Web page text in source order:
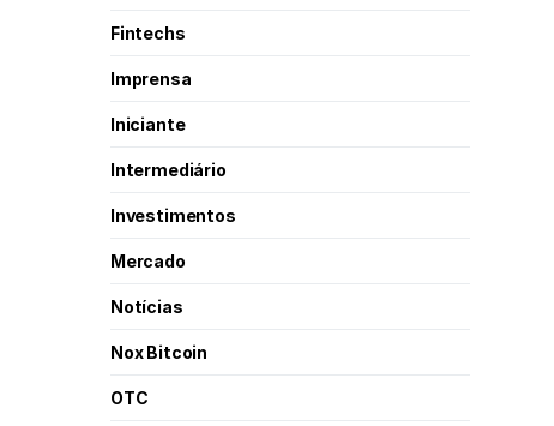
Fintechs
Imprensa
Iniciante
Intermediário
Investimentos
Mercado
Notícias
Nox Bitcoin
OTC